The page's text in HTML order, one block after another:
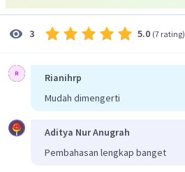
3 5.0 (7 rating)
Rianihrp
Mudah dimengerti
Aditya Nur Anugrah
Pembahasan lengkap banget